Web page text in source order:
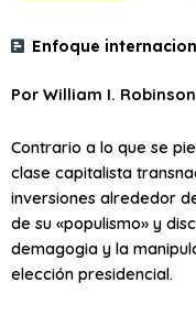
Enfoque
Por William I.
Contrario a lo que se
clase capitalista
inversiones alrededor
de su «populismo» y
demagogia y la
elección presidencial.